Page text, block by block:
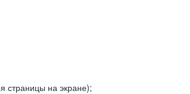
страницы на экране);